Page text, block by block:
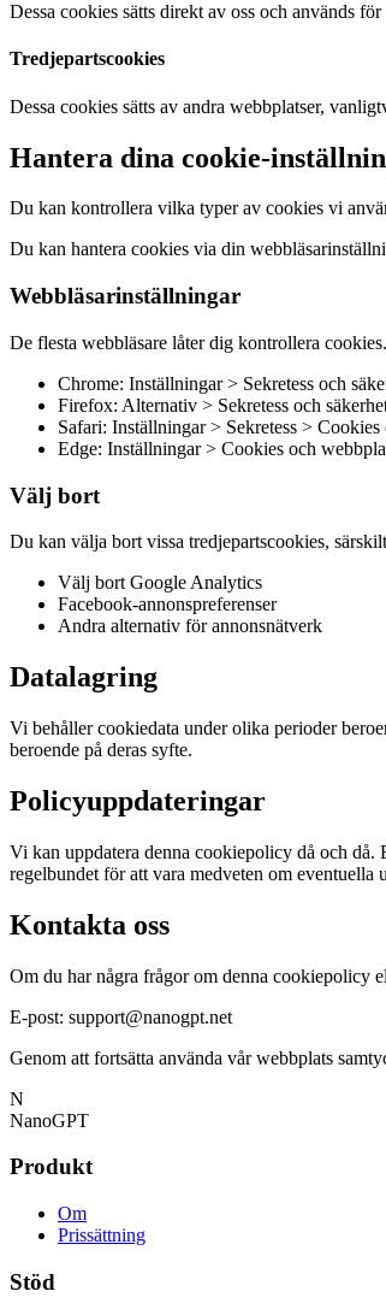
Dessa cookies sätts direkt av oss och används
Tredjepartscookies
Dessa cookies sätts av andra webbplatser,
Hantera dina cookie-
Du kan kontrollera vilka typer av cookies vi
Du kan hantera cookies via din
Webbläsarinställningar
De flesta webbläsare låter dig kontrollera
Chrome: Inställningar > Sekretess och
Firefox: Alternativ > Sekretess och
Safari: Inställningar > Sekretess > Cookies
Edge: Inställningar > Cookies och
Välj bort
Du kan välja bort vissa tredjepartscookies,
Välj bort Google Analytics
Facebook-annonspreferenser
Andra alternativ för annonsnätverk
Datalagring
Vi behåller cookiedata under olika perioder
beroende på deras syfte.
Policyuppdateringar
Vi kan uppdatera denna cookiepolicy då och då.
regelbundet för att vara medveten om eventuella
Kontakta oss
Om du har några frågor om denna cookiepolicy
E-post: support@nanogpt.net
Genom att fortsätta använda vår webbplats
N
NanoGPT
Produkt
Om
Prissättning
Stöd